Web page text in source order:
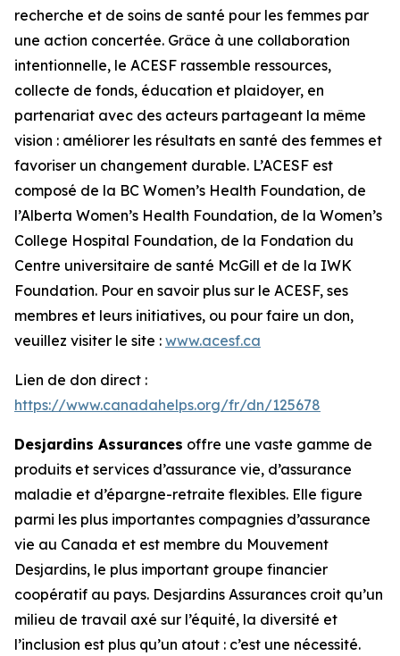
recherche et de soins de santé pour les femmes par
une action concertée. Grâce à une collaboration
intentionnelle, le ACESF rassemble ressources,
collecte de fonds, éducation et plaidoyer, en
partenariat avec des acteurs partageant la même
vision : améliorer les résultats en santé des femmes et
favoriser un changement durable. L’ACESF est
composé de la BC Women’s Health Foundation, de
l’Alberta Women’s Health Foundation, de la Women’s
College Hospital Foundation, de la Fondation du
Centre universitaire de santé McGill et de la IWK
Foundation. Pour en savoir plus sur le ACESF, ses
membres et leurs initiatives, ou pour faire un don,
veuillez visiter le site : www.acesf.ca
Lien de don direct :
https://www.canadahelps.org/fr/dn/125678
Desjardins Assurances offre une vaste gamme de
produits et services d’assurance vie, d’assurance
maladie et d’épargne-retraite flexibles. Elle figure
parmi les plus importantes compagnies d’assurance
vie au Canada et est membre du Mouvement
Desjardins, le plus important groupe financier
coopératif au pays. Desjardins Assurances croit qu’un
milieu de travail axé sur l’équité, la diversité et
l’inclusion est plus qu’un atout : c’est une nécessité.